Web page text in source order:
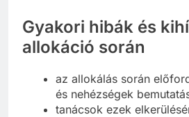
Gyakori hibák és
allokáció során
az allokálás során
és nehézségek
tanácsok ezek